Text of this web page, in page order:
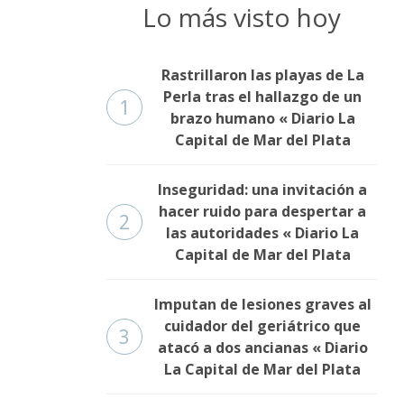
Lo más visto hoy
1
Rastrillaron las playas de La
Perla tras el hallazgo de un
brazo humano « Diario La
Capital de Mar del Plata
2
Inseguridad: una invitación a
hacer ruido para despertar a
las autoridades « Diario La
Capital de Mar del Plata
3
Imputan de lesiones graves al
cuidador del geriátrico que
atacó a dos ancianas « Diario
La Capital de Mar del Plata